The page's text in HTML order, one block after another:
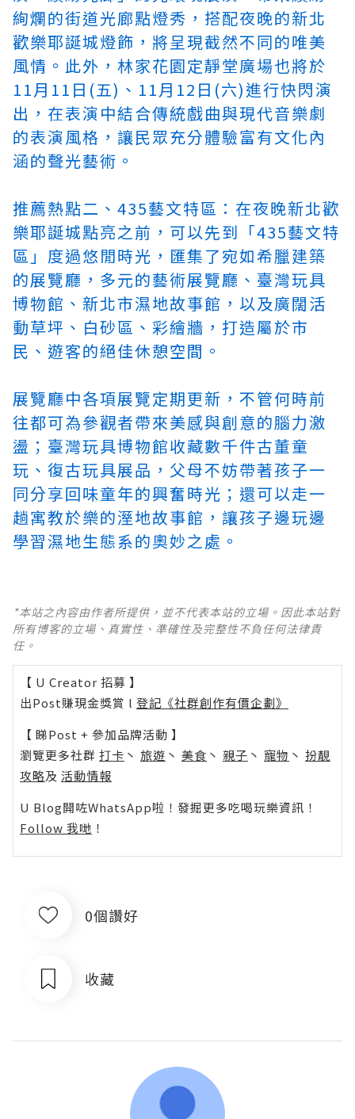
絢爛的街道光廊點燈秀，搭配夜晚的新北
歡樂耶誕城燈飾，將呈現截然不同的唯美
風情。此外，林家花園定靜堂廣場也將於
11月11日(五)、11月12日(六)進行快閃演
出，在表演中結合傳統戲曲與現代音樂劇
的表演風格，讓民眾充分體驗富有文化內
涵的聲光藝術。
推薦熱點二、435藝文特區：在夜晚新北歡
樂耶誕城點亮之前，可以先到「435藝文特
區」度過悠閒時光，匯集了宛如希臘建築
的展覽廳，多元的藝術展覽廳、臺灣玩具
博物館、新北市濕地故事館，以及廣闊活
動草坪、白砂區、彩繪牆，打造屬於市
民、遊客的絕佳休憩空間。
展覽廳中各項展覽定期更新，不管何時前
往都可為參觀者帶來美感與創意的腦力激
盪；臺灣玩具博物館收藏數千件古董童
玩、復古玩具展品，父母不妨帶著孩子一
同分享回味童年的興奮時光；還可以走一
趟寓教於樂的溼地故事館，讓孩子邊玩邊
學習濕地生態系的奧妙之處。
*本站之內容由作者所提供，並不代表本站的立場。因此本站對
所有博客的立場、真實性、準確性及完整性不負任何法律責
任。
【 U Creator 招募 】
出Post賺現金獎賞 l 登記《社群創作有價企劃》
【 睇Post + 參加品牌活動 】
瀏覽更多社群 打卡 丶 旅遊 丶 美食 丶 親子 丶 寵物 丶 扮靚
攻略及 活動情報
U Blog開咗WhatsApp啦！發掘更多吃喝玩樂資訊！
Follow 我哋 ！
0個讚好
收藏